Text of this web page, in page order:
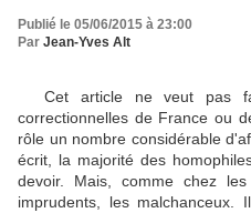
Publié le 05/06/2015 à 23:00
Par Jean-Yves Alt
Cet article ne veut pas
correctionnelles de France ou
rôle un nombre considérable
écrit, la majorité des
devoir. Mais, comme chez
imprudents, les